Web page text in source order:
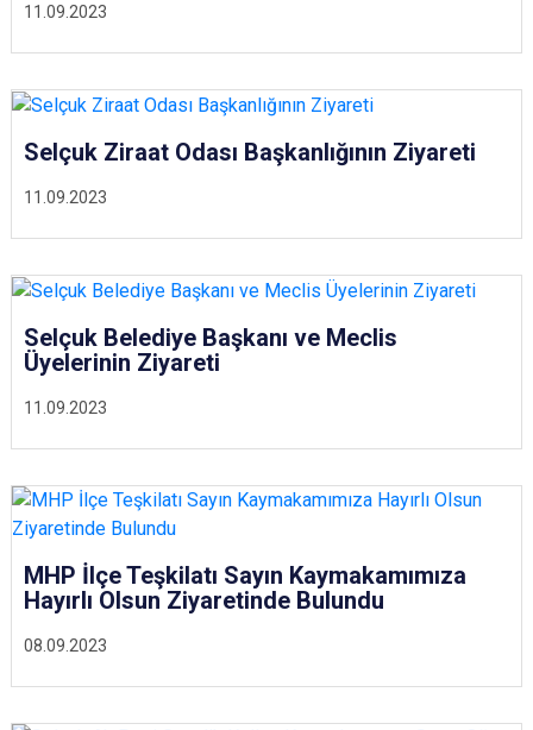
11.09.2023
11.09.2023
Selçuk Ziraat Odası Başkanlığının Ziyareti
11.09.2023
Selçuk Belediye Başkanı ve Meclis
Üyelerinin Ziyareti
08.09.2023
MHP İlçe Teşkilatı Sayın Kaymakamımıza
Hayırlı Olsun Ziyaretinde Bulundu